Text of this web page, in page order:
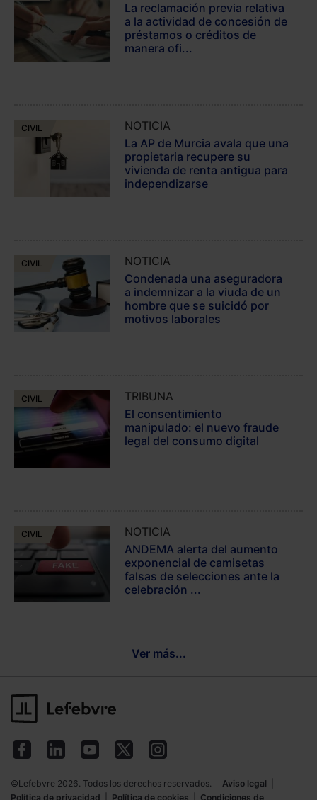
La reclamación previa relativa
a la actividad de concesión de
préstamos o créditos de
manera ofi...
CIVIL
NOTICIA
La AP de Murcia avala que una
propietaria recupere su
vivienda de renta antigua para
independizarse
CIVIL
NOTICIA
Condenada una aseguradora
a indemnizar a la viuda de un
hombre que se suicidó por
motivos laborales
CIVIL
TRIBUNA
El consentimiento
manipulado: el nuevo fraude
legal del consumo digital
CIVIL
NOTICIA
ANDEMA alerta del aumento
exponencial de camisetas
falsas de selecciones ante la
celebración ...
Ver más...
©Lefebvre 2026. Todos los derechos reservados. Aviso legal
Política de privacidad
Política de cookies Condiciones de